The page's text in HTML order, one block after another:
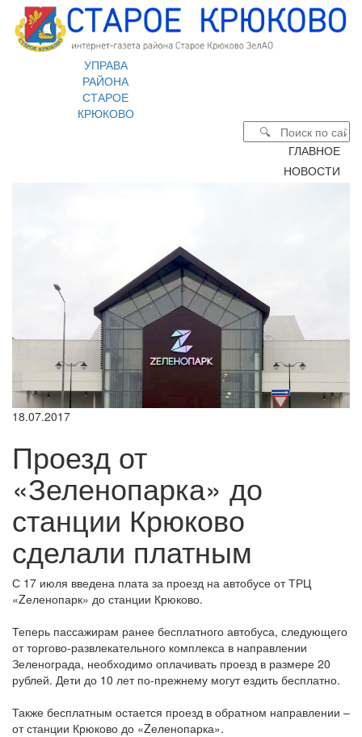
УПРАВА
РАЙОНА
СТАРОЕ
КРЮКОВО
ГЛАВНОЕ
НОВОСТИ
18.07.2017
Проезд от
«Зеленопарка» до
станции Крюково
сделали платным
С 17 июля введена плата за проезд на автобусе от ТРЦ
«Zеленопарк» до станции Крюково.
Теперь пассажирам ранее бесплатного автобуса, следующего
от торгово-развлекательного комплекса в направлении
Зеленограда, необходимо оплачивать проезд в размере 20
рублей. Дети до 10 лет по-прежнему могут ездить бесплатно.
Также бесплатным остается проезд в обратном направлении –
от станции Крюково до «Zеленопарка».